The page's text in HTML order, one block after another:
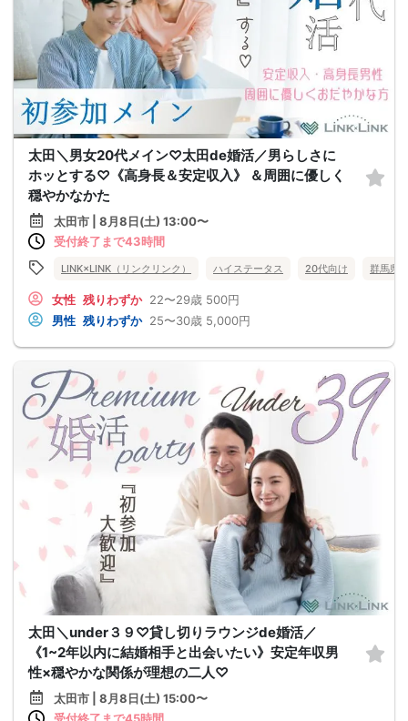
太田＼男女20代メイン♡太田de婚活／男らしさに
ホッとする♡《高身長＆安定収入》 ＆周囲に優しく
穏やかなかた
太田市 | 8月8日(土) 13:00〜
受付終了まで43時間
LINK×LINK（リンクリンク） ハイステータス 20代向け 群馬県
女性 残りわずか 22〜29歳 500円
男性 残りわずか 25〜30歳 5,000円
太田＼under３９♡貸し切りラウンジde婚活／
《1~2年以内に結婚相手と出会いたい》安定年収男
性×穏やかな関係が理想の二人♡
太田市 | 8月8日(土) 15:00〜